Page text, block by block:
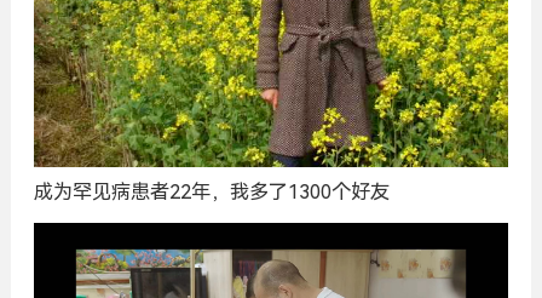
成为罕见病患者22年，我多了1300个好友